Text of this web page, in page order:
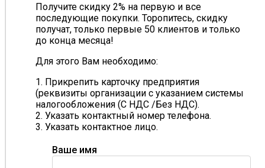
Получите скидку 2% на первую и все
последующие покупки. Торопитесь, скидку
получат, только первые 50 клиентов и только
до конца месяца!
Для этого Вам необходимо:
1. Прикрепить карточку предприятия
(реквизиты организации с указанием системы
налогообложения (С НДС /Без НДС).
2. Указать контактный номер телефона.
3. Указать контактное лицо.
Ваше имя